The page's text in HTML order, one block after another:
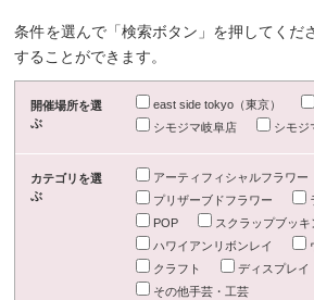
条件を選んで「検索ボタン」を押してくだ
することができます。
開催場所を選
ぶ
east side tokyo（東京）
シモジマ岐阜店
シモジ
カテゴリを選
ぶ
アーティフィシャルフラワー
プリザーブドフラワー
POP
スクラップブッキ
ハワイアンリボンレイ
クラフト
ディスプレイ
その他手芸・工芸